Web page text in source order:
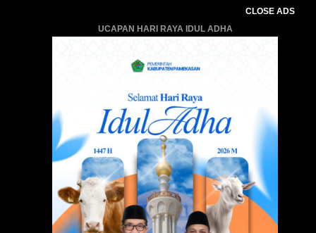
CLOSE ADS
UCAPAN HARI RAYA IDUL ADHA